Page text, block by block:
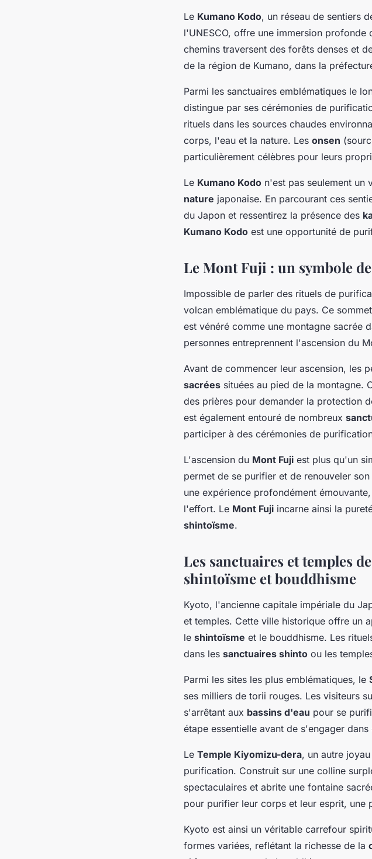
Le Kumano Kodo, un réseau de sentiers
l'UNESCO, offre une immersion
chemins traversent des forêts denses et
de la région de Kumano, dans la
Parmi les sanctuaires emblématiques le
distingue par ses cérémonies de
rituels dans les sources chaudes
corps, l'eau et la nature. Les onsen
particulièrement célèbres pour leurs
Le Kumano Kodo n'est pas seulement un
nature japonaise. En parcourant ces
du Japon et ressentirez la présence des
Kumano Kodo est une opportunité de
Le Mont Fuji : un symbole
Impossible de parler des rituels de
volcan emblématique du pays. Ce
est vénéré comme une montagne sacrée
personnes entreprennent l'ascension du
Avant de commencer leur ascension, les
sacrées situées au pied de la montagne.
des prières pour demander la protection
est également entouré de nombreux
participer à des cérémonies de
L'ascension du Mont Fuji est plus qu'un
permet de se purifier et de renouveler
une expérience profondément
l'effort. Le Mont Fuji incarne ainsi la
shintoïsme.
Les sanctuaires et temples
shintoïsme et bouddhisme
Kyoto, l'ancienne capitale impériale du
et temples. Cette ville historique offre un
le shintoïsme et le bouddhisme. Les
dans les sanctuaires shinto ou les
Parmi les sites les plus emblématiques, le
ses milliers de torii rouges. Les visiteurs
s'arrêtant aux bassins d'eau pour se
étape essentielle avant de s'engager
Le Temple Kiyomizu-dera, un autre
purification. Construit sur une colline
spectaculaires et abrite une fontaine
pour purifier leur corps et leur esprit, une
Kyoto est ainsi un véritable carrefour
formes variées, reflétant la richesse de la